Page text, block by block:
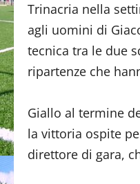
Trinacria nella
agli uomini di
tecnica tra le due
ripartenze che
Giallo al termine
la vittoria ospite
direttore di gara,